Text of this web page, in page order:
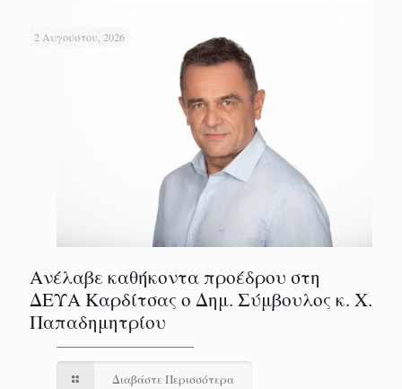
2 Αυγούστου, 2026
Ανέλαβε καθήκοντα προέδρου στη
ΔΕΥΑ Καρδίτσας ο Δημ. Σύμβουλος κ. Χ.
Παπαδημητρίου
Διαβάστε Περισσότερα